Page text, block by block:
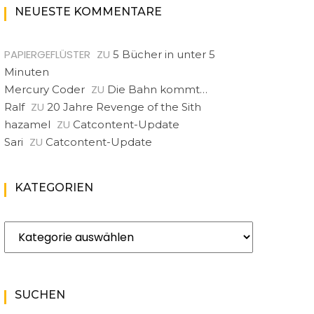
NEUESTE KOMMENTARE
PAPIERGEFLÜSTER ZU 5 Bücher in unter 5
Minuten
Mercury Coder ZU Die Bahn kommt…
Ralf ZU 20 Jahre Revenge of the Sith
hazamel ZU Catcontent-Update
Sari ZU Catcontent-Update
KATEGORIEN
Kategorien
SUCHEN